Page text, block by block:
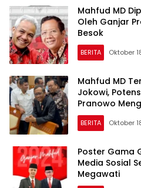
Mahfud MD
Oleh Ganjar
Besok
BERITA Oktober
Mahfud MD
Jokowi,
Pranowo
BERITA Oktober
Poster Gama
Media Sosial
Megawati